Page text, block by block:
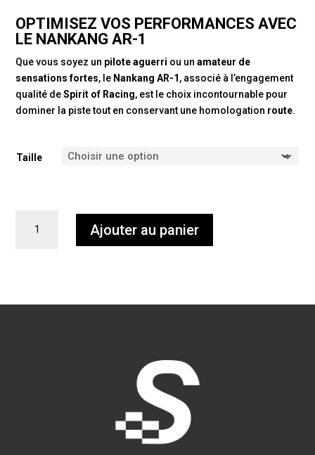
OPTIMISEZ VOS PERFORMANCES AVEC
LE NANKANG AR-1
Que vous soyez un pilote aguerri ou unamateur de
sensations fortes, le Nankang AR-1, associé à l’engagement
qualité deSpirit of Racing, est le choix incontournable pour
dominer la piste tout en conservant une homologation route.
Taille
Ajouter au panier